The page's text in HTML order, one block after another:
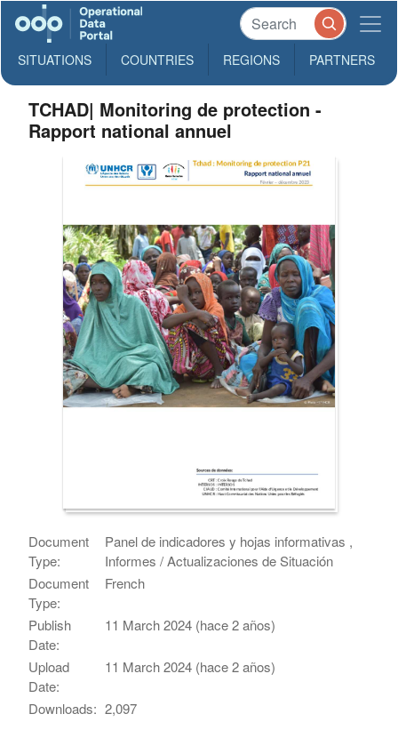
SITUATIONS COUNTRIES REGIONS PARTNERS
TCHAD| Monitoring de protection -
Rapport national annuel
Document
Type:
Panel de indicadores y hojas informativas ,
Informes / Actualizaciones de Situación
Document
Type:
French
Publish
Date:
11 March 2024 (hace 2 años)
Upload
Date:
11 March 2024 (hace 2 años)
Downloads: 2,097